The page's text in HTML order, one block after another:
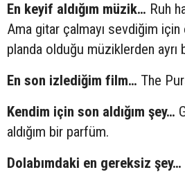
En keyif aldığım müzik… Ruh
Ama gitar çalmayı sevdiğim için
planda olduğu müziklerden ayrı
En son izlediğim film… The
Kendim için son aldığım şey…
aldığım bir parfüm.
Dolabımdaki en gereksiz şey…